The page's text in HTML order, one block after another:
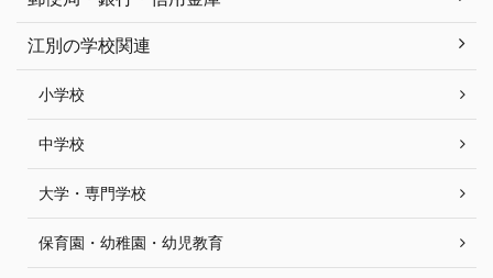
江別の学校関連
小学校
中学校
大学・専門学校
保育園・幼稚園・幼児教育